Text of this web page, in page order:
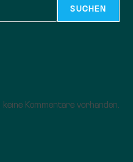
SUCHEN
keine Kommentare vorhanden.